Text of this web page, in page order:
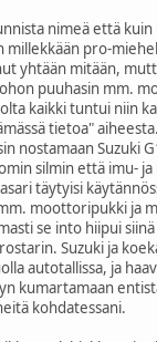
nimeä että
pro-
yhtään mitään,
puuhasin mm.
kaikki tuntui niin
tietoa"
nostamaan Suzuki
silmin että imu- ja
täytyisi
moottoripukki ja
se into hiipui
Suzuki ja
autotallissa, ja
kumartamaan
kohdatessani.